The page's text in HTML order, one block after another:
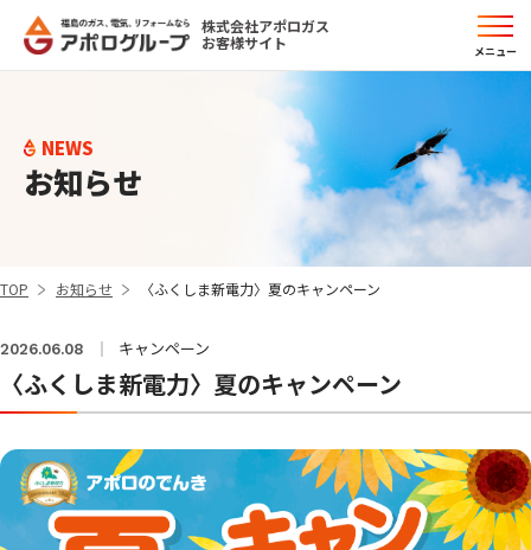
株式会社アポロガス
お客様サイト
メニュー
NEWS
お知らせ
TOP お知らせ 〈ふくしま新電力〉夏のキャンペーン
2026.06.08 キャンペーン
〈ふくしま新電力〉夏のキャンペーン